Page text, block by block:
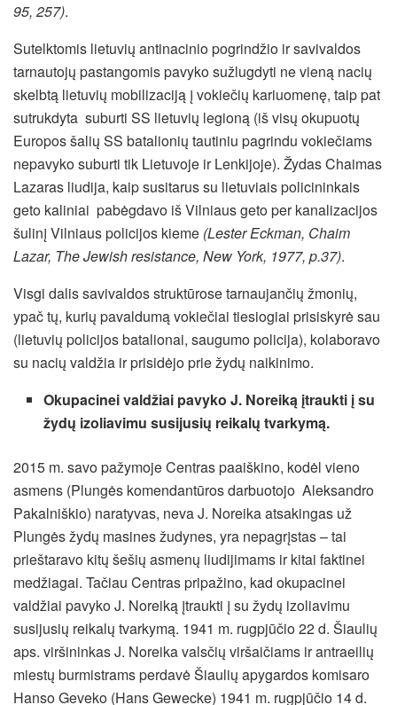
95, 257).
Sutelktomis lietuvių antinacinio pogrindžio ir savivaldos
tarnautojų pastangomis pavyko sužlugdyti ne vieną nacių
skelbtą lietuvių mobilizaciją į vokiečių kariuomenę, taip pat
sutrukdyta suburti SS lietuvių legioną (iš visų okupuotų
Europos šalių SS batalionių tautiniu pagrindu vokiečiams
nepavyko suburti tik Lietuvoje ir Lenkijoje). Žydas Chaimas
Lazaras liudija, kaip susitarus su lietuviais policininkais
geto kaliniai pabėgdavo iš Vilniaus geto per kanalizacijos
šulinį Vilniaus policijos kieme (Lester Eckman, Chaim
Lazar, The Jewish resistance, New York, 1977, p.37).
Visgi dalis savivaldos struktūrose tarnaujančių žmonių,
ypač tų, kurių pavaldumą vokiečiai tiesiogiai prisiskyrė sau
(lietuvių policijos batalionai, saugumo policija), kolaboravo
su nacių valdžia ir prisidėjo prie žydų naikinimo.
Okupacinei valdžiai pavyko J. Noreiką įtraukti į su
žydų izoliavimu susijusių reikalų tvarkymą.
2015 m. savo pažymoje Centras paaiškino, kodėl vieno
asmens (Plungės komendantūros darbuotojo Aleksandro
Pakalniškio) naratyvas, neva J. Noreika atsakingas už
Plungės žydų masines žudynes, yra nepagrįstas – tai
prieštaravo kitų šešių asmenų liudijimams ir kitai faktinei
medžiagai. Tačiau Centras pripažino, kad okupacinei
valdžiai pavyko J. Noreiką įtraukti į su žydų izoliavimu
susijusių reikalų tvarkymą. 1941 m. rugpjūčio 22 d. Šiaulių
aps. viršininkas J. Noreika valsčių viršaičiams ir antraeilių
miestų burmistrams perdavė Šiaulių apygardos komisaro
Hanso Geveko (Hans Gewecke) 1941 m. rugpjūčio 14 d.